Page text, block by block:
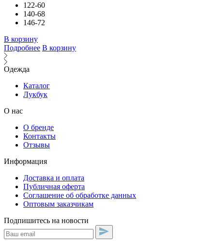
122-60
140-68
146-72
В корзину
Подробнее В корзину
Одежда
Каталог
Лукбук
О нас
О бренде
Контакты
Отзывы
Информация
Доставка и оплата
Публичная оферта
Соглашение об обработке данных
Оптовым заказчикам
Подпишитесь на новости